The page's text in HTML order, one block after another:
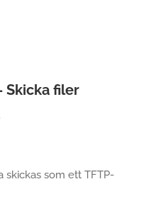
Skicka filer
skickas som ett TFTP-